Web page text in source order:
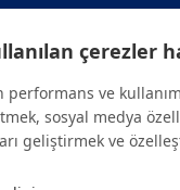
yalnızca
için mutlaka
çerezler
ve
sosyal medya
geliştirmek ve